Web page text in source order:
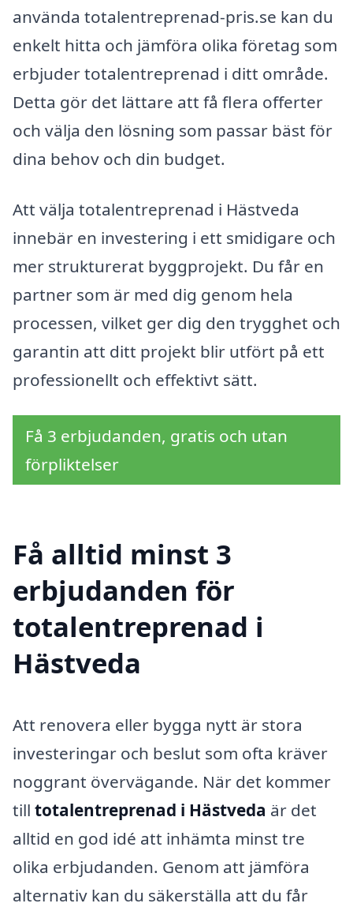
använda totalentreprenad-pris.se kan du
enkelt hitta och jämföra olika företag som
erbjuder totalentreprenad i ditt område.
Detta gör det lättare att få flera offerter
och välja den lösning som passar bäst för
dina behov och din budget.
Att välja totalentreprenad i Hästveda
innebär en investering i ett smidigare och
mer strukturerat byggprojekt. Du får en
partner som är med dig genom hela
processen, vilket ger dig den trygghet och
garantin att ditt projekt blir utfört på ett
professionellt och effektivt sätt.
Få 3 erbjudanden, gratis och utan
förpliktelser
Få alltid minst 3
erbjudanden för
totalentreprenad i
Hästveda
Att renovera eller bygga nytt är stora
investeringar och beslut som ofta kräver
noggrant övervägande. När det kommer
till totalentreprenad i Hästveda är det
alltid en god idé att inhämta minst tre
olika erbjudanden. Genom att jämföra
alternativ kan du säkerställa att du får